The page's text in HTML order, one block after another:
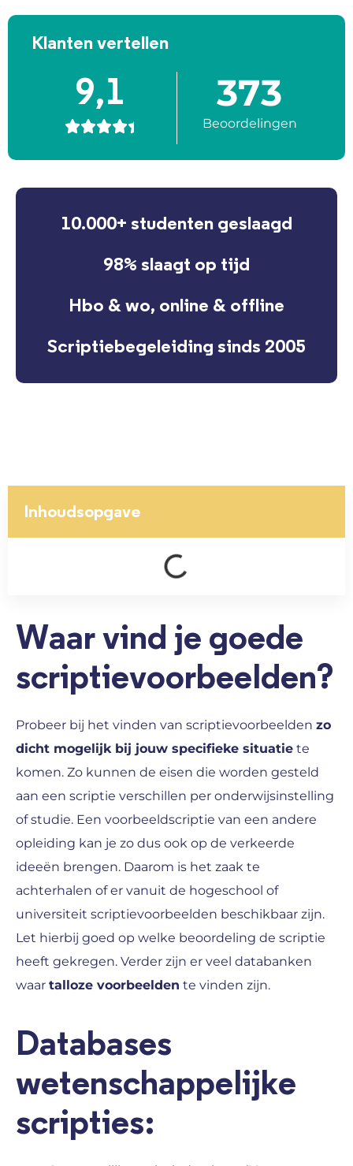
Klanten vertellen
9,1

373
Beoordelingen
10.000+ studenten geslaagd
98% slaagt op tijd
Hbo & wo, online & offline
Scriptiebegeleiding sinds 2005
Inhoudsopgave
Waar vind je goede
scriptievoorbeelden?
Probeer bij het vinden van scriptievoorbeelden zo
dicht mogelijk bij jouw specifieke situatie te
komen. Zo kunnen de eisen die worden gesteld
aan een scriptie verschillen per onderwijsinstelling
of studie. Een voorbeeldscriptie van een andere
opleiding kan je zo dus ook op de verkeerde
ideeën brengen. Daarom is het zaak te
achterhalen of er vanuit de hogeschool of
universiteit scriptievoorbeelden beschikbaar zijn.
Let hierbij goed op welke beoordeling de scriptie
heeft gekregen. Verder zijn er veel databanken
waar talloze voorbeelden te vinden zijn.
Databases
wetenschappelijke
scripties: